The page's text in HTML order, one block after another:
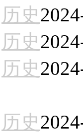
历史
历史
历史
历史